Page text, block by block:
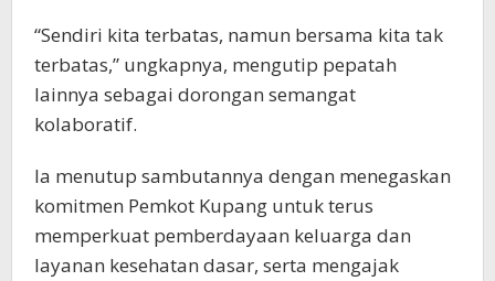
“Sendiri kita terbatas, namun bersama kita tak
terbatas,” ungkapnya, mengutip pepatah
lainnya sebagai dorongan semangat
kolaboratif.
Ia menutup sambutannya dengan menegaskan
komitmen Pemkot Kupang untuk terus
memperkuat pemberdayaan keluarga dan
layanan kesehatan dasar, serta mengajak